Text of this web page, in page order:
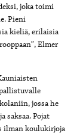
joka toimi
Pieni
kieliä, erilaisia
Elmer
jossa he
saksaa. Pojat
ilman koulukirjoja